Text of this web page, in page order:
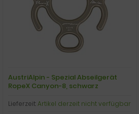
AustriAlpin - Spezial Abseilgerät
RopeX Canyon-8, schwarz
Lieferzeit:Artikel derzeit nicht verfügbar